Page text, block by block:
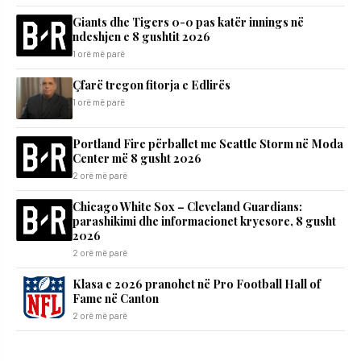
Giants dhe Tigers 0-0 pas katër innings në
ndeshjen e 8 gushtit 2026
1 orë më parë
Çfarë tregon fitorja e Edlirës
1 orë më parë
Portland Fire përballet me Seattle Storm në Moda
Center më 8 gusht 2026
2 orë më parë
Chicago White Sox – Cleveland Guardians:
parashikimi dhe informacionet kryesore, 8 gusht
2026
2 orë më parë
Klasa e 2026 pranohet në Pro Football Hall of
Fame në Canton
2 orë më parë